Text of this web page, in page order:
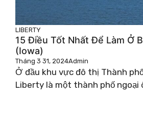
LIBERTY
15 Điều Tốt Nhất Để Làm Ở
(Iowa)
Tháng 3 31, 2024Admin
Ở đầu khu vực đô thị Thành
Liberty là một thành phố ngoại